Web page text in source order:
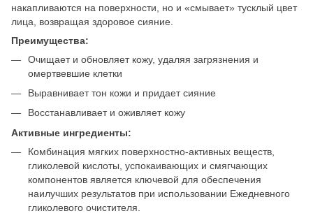
накапливаются на поверхности, но и «смывает» тусклый цвет
лица, возвращая здоровое сияние.
Преимущества:
Очищает и обновляет кожу, удаляя загрязнения и
омертвевшие клетки
Выравнивает тон кожи и придает сияние
Восстанавливает и оживляет кожу
Активные ингредиенты:
Комбинация мягких поверхностно-активных веществ,
гликолевой кислоты, успокаивающих и смягчающих
компонентов является ключевой для обеспечения
наилучших результатов при использовании Ежедневного
гликолевого очистителя.